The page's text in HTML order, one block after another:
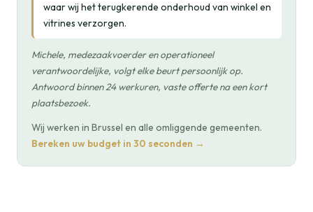
waar wij het terugkerende onderhoud van winkel en
vitrines verzorgen.
Michele, medezaakvoerder en operationeel
verantwoordelijke, volgt elke beurt persoonlijk op.
Antwoord binnen 24 werkuren, vaste offerte na een kort
plaatsbezoek.
Wij werken in Brussel en alle omliggende gemeenten.
Bereken uw budget in 30 seconden →